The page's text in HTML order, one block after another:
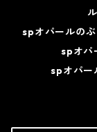
spオパールの
spオ
spオパ